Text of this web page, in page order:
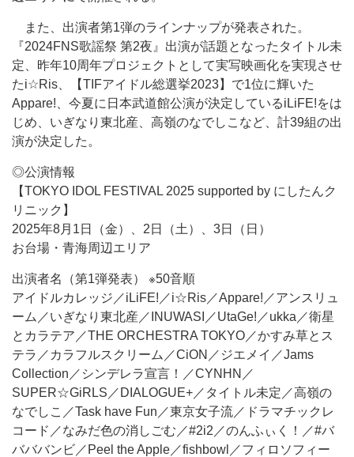
また、出演者第1弾のラインナップが発表された。
『2024FNS歌謡祭 第2夜』出演が話題となったタイトル未
定、昨年10周年プロジェクトとして実写映画化を実現させ
たi☆Ris、【TIFアイドル総選挙2023】で1位に輝いた
Appare!、今夏に日本武道館公演が決定しているiLiFE!をは
じめ、いぎなり東北産、高嶺のなでしこなど、計39組の出
演が決定した。
◎公演情報
【TOKYO IDOL FESTIVAL 2025 supported by にしたんク
リニック】
2025年8月1日（金）、2日（土）、3日（日）
お台場・青海周辺エリア
出演者名（第1弾発表） ※50音順
アイドルカレッジ／iLiFE!／i☆Ris／Appare!／アンスリュ
ーム／いぎなり東北産／INUWASI／UtaGe!／ukka／衛星
とカラテア／THE ORCHESTRA TOKYO／かすみ草とス
テラ／カラフルスクリーム／CiON／ジエメイ／Jams
Collection／シンデレラ宣言！／CYNHN／
SUPER☆GiRLS／DIALOGUE+／タイトル未定／高嶺の
なでしこ／Task have Fun／東京女子流／ドラマチックレ
コード／なみだ色の消しごむ／#2i2／のんふぃく！／#バ
バババンビ／Peel the Apple／fishbowl／フィロソフィー